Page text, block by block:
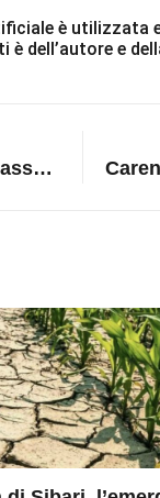
è utilizzata
dell’autore e
Elezioni avvocati Castrovillari, la Cassazione accoglie il ricorso sulla ineleggibilità